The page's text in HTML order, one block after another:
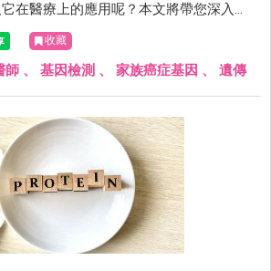
在醫療上的應用呢？本文將帶您深入探
，尤其是在癌症預防和風險評估方面的應
關心自身健康的讀者，還是對基因科學感
簡單易懂地解釋這一複雜主題，幫助您
症遺傳基因的秘密。
收藏
師 、 基因檢測 、 家族癌症基因 、 遺傳